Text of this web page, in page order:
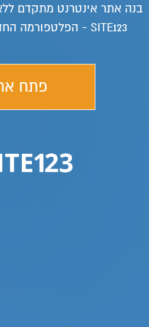
בנה אתר אינטרנט מתקדם
SITE123 - הפלטפורמה החדשה מבית לייבסיטי
פתח